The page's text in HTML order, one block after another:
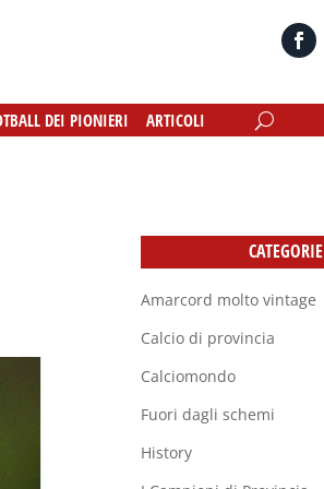
DEI PIONIERI ARTICOLI
DEI PIONIERI ARTICOLI
CATEGORIE
Amarcord molto vintage
Calcio di provincia
Calciomondo
Fuori dagli schemi
History